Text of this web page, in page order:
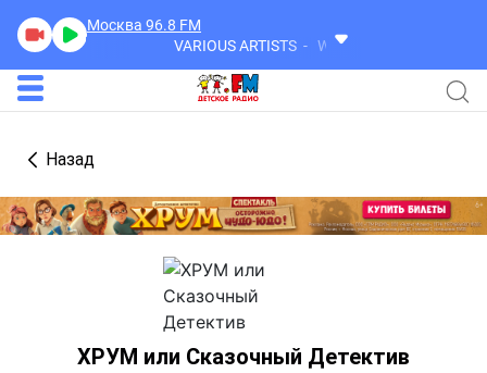
Москва 96.8 FM
VARIOUS ARTISTS
Words
Назад
ХРУМ или Сказочный Детектив